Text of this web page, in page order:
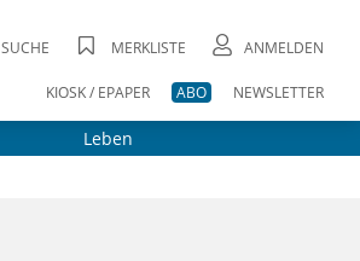
SUCHE MERKLISTE ANMELDEN
KIOSK / EPAPER ABO NEWSLETTER
Leben